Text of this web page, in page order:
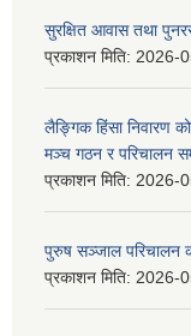
सुरक्षित आवास तथा
प्रकाशन मिति: 2026-
लैङ्गिक हिंसा निवारण
मञ्च गठन र परिचालन
प्रकाशन मिति: 2026-
पुरुष सञ्जाल परिचालन
प्रकाशन मिति: 2026-